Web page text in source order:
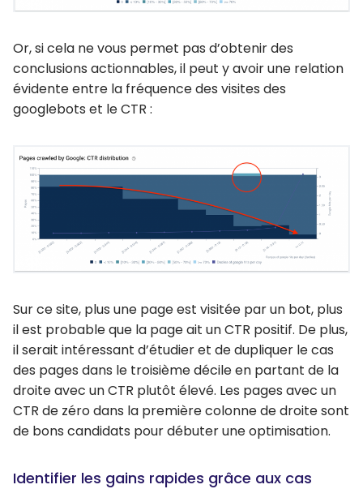
Or, si cela ne vous permet pas d’obtenir des
conclusions actionnables, il peut y avoir une relation
évidente entre la fréquence des visites des
googlebots et le CTR :
Sur ce site, plus une page est visitée par un bot, plus
il est probable que la page ait un CTR positif. De plus,
il serait intéressant d’étudier et de dupliquer le cas
des pages dans le troisième décile en partant de la
droite avec un CTR plutôt élevé. Les pages avec un
CTR de zéro dans la première colonne de droite sont
de bons candidats pour débuter une optimisation.
Identifier les gains rapides grâce aux cas